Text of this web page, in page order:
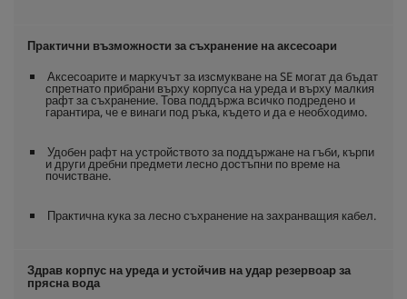
Практични възможности за съхранение на аксесоари
Аксесоарите и маркучът за изсмукване на SE могат да бъдат
спретнато прибрани върху корпуса на уреда и върху малкия
рафт за съхранение. Това поддържа всичко подредено и
гарантира, че е винаги под ръка, където и да е необходимо.
Удобен рафт на устройството за поддържане на гъби, кърпи
и други дребни предмети лесно достъпни по време на
почистване.
Практична кука за лесно съхранение на захранващия кабел.
Здрав корпус на уреда и устойчив на удар резервоар за
прясна вода